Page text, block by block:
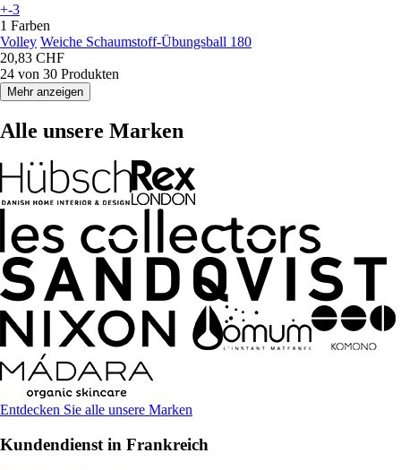
+-3
1 Farben
Volley Weiche Schaumstoff-Übungsball 180
20,83 CHF
24 von 30 Produkten
Mehr anzeigen
Alle unsere Marken
Entdecken Sie alle unsere Marken
Kundendienst in Frankreich